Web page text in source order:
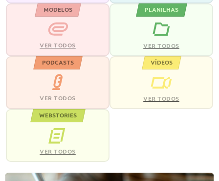
MODELOS
VER TODOS
PLANILHAS
VER TODOS
PODCASTS
VER TODOS
VÍDEOS
VER TODOS
WEBSTORIES
VER TODOS